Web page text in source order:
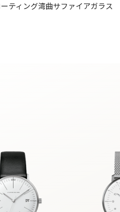
ティング湾曲サファイアガラス